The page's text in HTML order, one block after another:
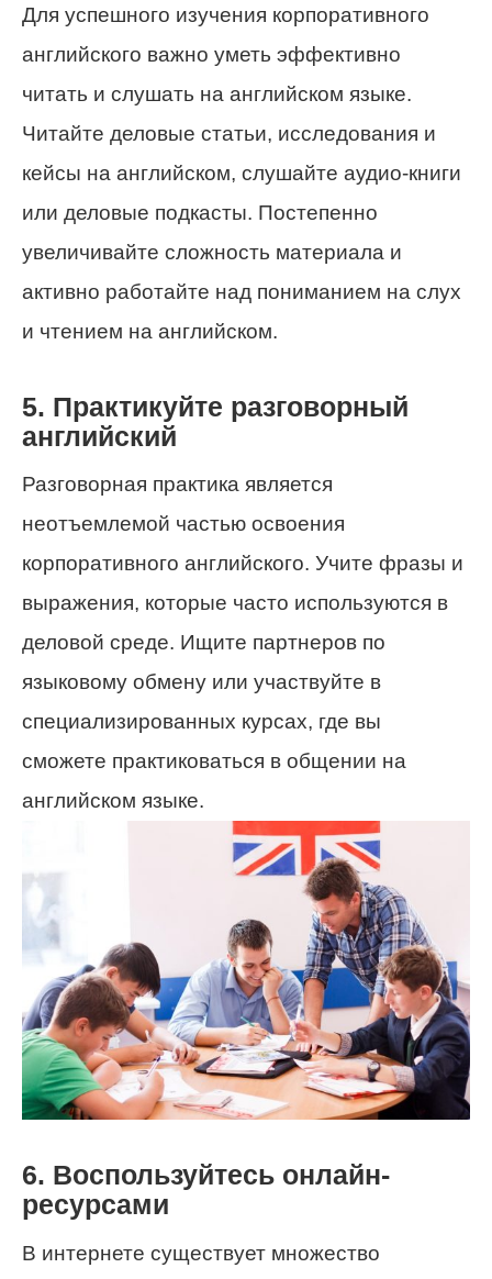
Для успешного изучения корпоративного
английского важно уметь эффективно
читать и слушать на английском языке.
Читайте деловые статьи, исследования и
кейсы на английском, слушайте аудио-книги
или деловые подкасты. Постепенно
увеличивайте сложность материала и
активно работайте над пониманием на слух
и чтением на английском.
5. Практикуйте разговорный
английский
Разговорная практика является
неотъемлемой частью освоения
корпоративного английского. Учите фразы и
выражения, которые часто используются в
деловой среде. Ищите партнеров по
языковому обмену или участвуйте в
специализированных курсах, где вы
сможете практиковаться в общении на
английском языке.
6. Воспользуйтесь онлайн-
ресурсами
В интернете существует множество